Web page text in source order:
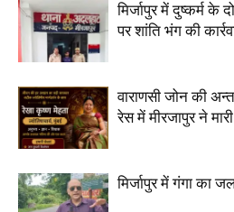
मिर्जापुर में दुष्कर्म के
पर शांति भंग की
वाराणसी जोन की
रेस में मीरजापुर ने
मिर्जापुर में गंगा का